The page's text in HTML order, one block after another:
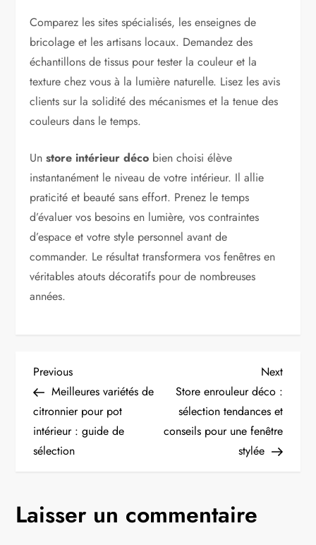
Comparez les sites spécialisés, les enseignes de
bricolage et les artisans locaux. Demandez des
échantillons de tissus pour tester la couleur et la
texture chez vous à la lumière naturelle. Lisez les avis
clients sur la solidité des mécanismes et la tenue des
couleurs dans le temps.
Unstore intérieur déco bien choisi élève
instantanément le niveau de votre intérieur. Il allie
praticité et beauté sans effort. Prenez le temps
d’évaluer vos besoins en lumière, vos contraintes
d’espace et votre style personnel avant de
commander. Le résultat transformera vos fenêtres en
véritables atouts décoratifs pour de nombreuses
années.
N
a
v
g
Previous
Post
Previous
Meilleures variétés de
citronnier pour pot
intérieur : guide de
sélection
Next
Post
Next
Store enrouleur déco :
sélection tendances et
conseils pour une fenêtre
stylée
Laisser un commentaire